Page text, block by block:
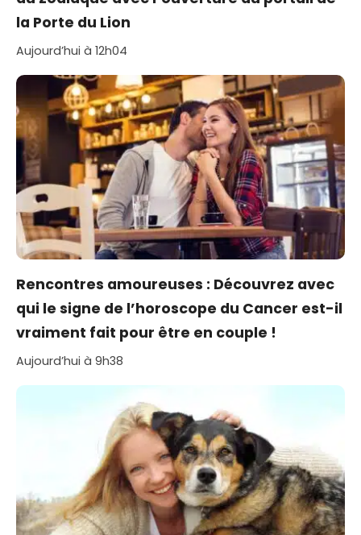
la Porte du Lion
Aujourd’hui à 12h04
Rencontres amoureuses : Découvrez avec
qui le signe de l’horoscope du Cancer est-il
vraiment fait pour être en couple !
Aujourd’hui à 9h38